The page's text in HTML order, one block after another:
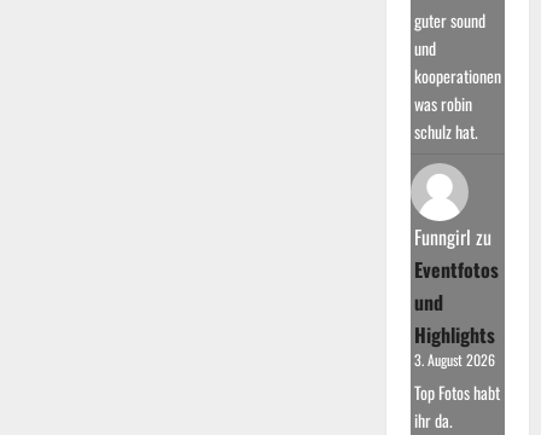
guter sound
und
kooperationen
was robin
schulz hat.
Funngirl zu
Eventfotos
und
Highlights
3. August 2026
Top Fotos habt
ihr da.